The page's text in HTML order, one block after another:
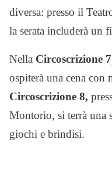
diversa: presso il
la serata includerà un
Nella Circoscrizione
ospiterà una cena con
Circoscrizione 8,
Montorio, si terrà una
giochi e brindisi.